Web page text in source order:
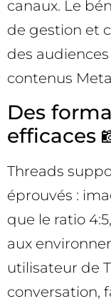
canaux. Le
de gestion et
des
contenus
Des
efficaces
Threads
éprouvés :
que le ratio
aux
utilisateur de
conversation,